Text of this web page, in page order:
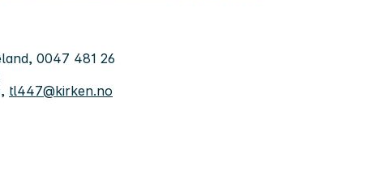
0047 481 26
tl447@kirken.no